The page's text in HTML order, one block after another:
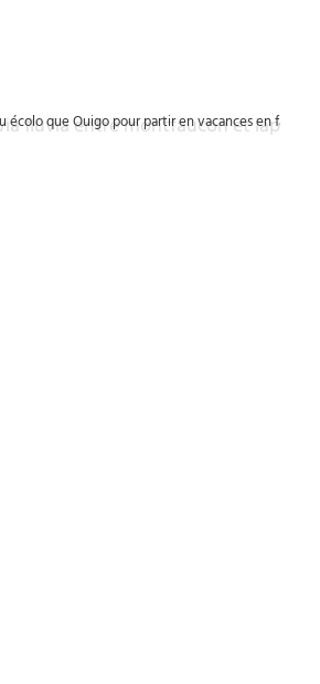
écolo que Ouigo pour partir en vacances en